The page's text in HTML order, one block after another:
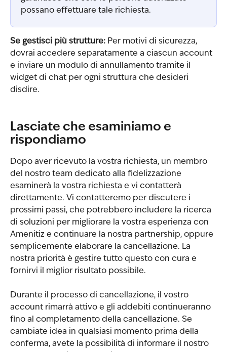
possano effettuare tale richiesta.
Se gestisci più strutture: Per motivi di sicurezza,
dovrai accedere separatamente a ciascun account
e inviare un modulo di annullamento tramite il
widget di chat per ogni struttura che desideri
disdire.
Lasciate che esaminiamo e
rispondiamo
Dopo aver ricevuto la vostra richiesta, un membro
del nostro team dedicato alla fidelizzazione
esaminerà la vostra richiesta e vi contatterà
direttamente. Vi contatteremo per discutere i
prossimi passi, che potrebbero includere la ricerca
di soluzioni per migliorare la vostra esperienza con
Amenitiz e continuare la nostra partnership, oppure
semplicemente elaborare la cancellazione. La
nostra priorità è gestire tutto questo con cura e
fornirvi il miglior risultato possibile.
Durante il processo di cancellazione, il vostro
account rimarrà attivo e gli addebiti continueranno
fino al completamento della cancellazione. Se
cambiate idea in qualsiasi momento prima della
conferma, avete la possibilità di informare il nostro